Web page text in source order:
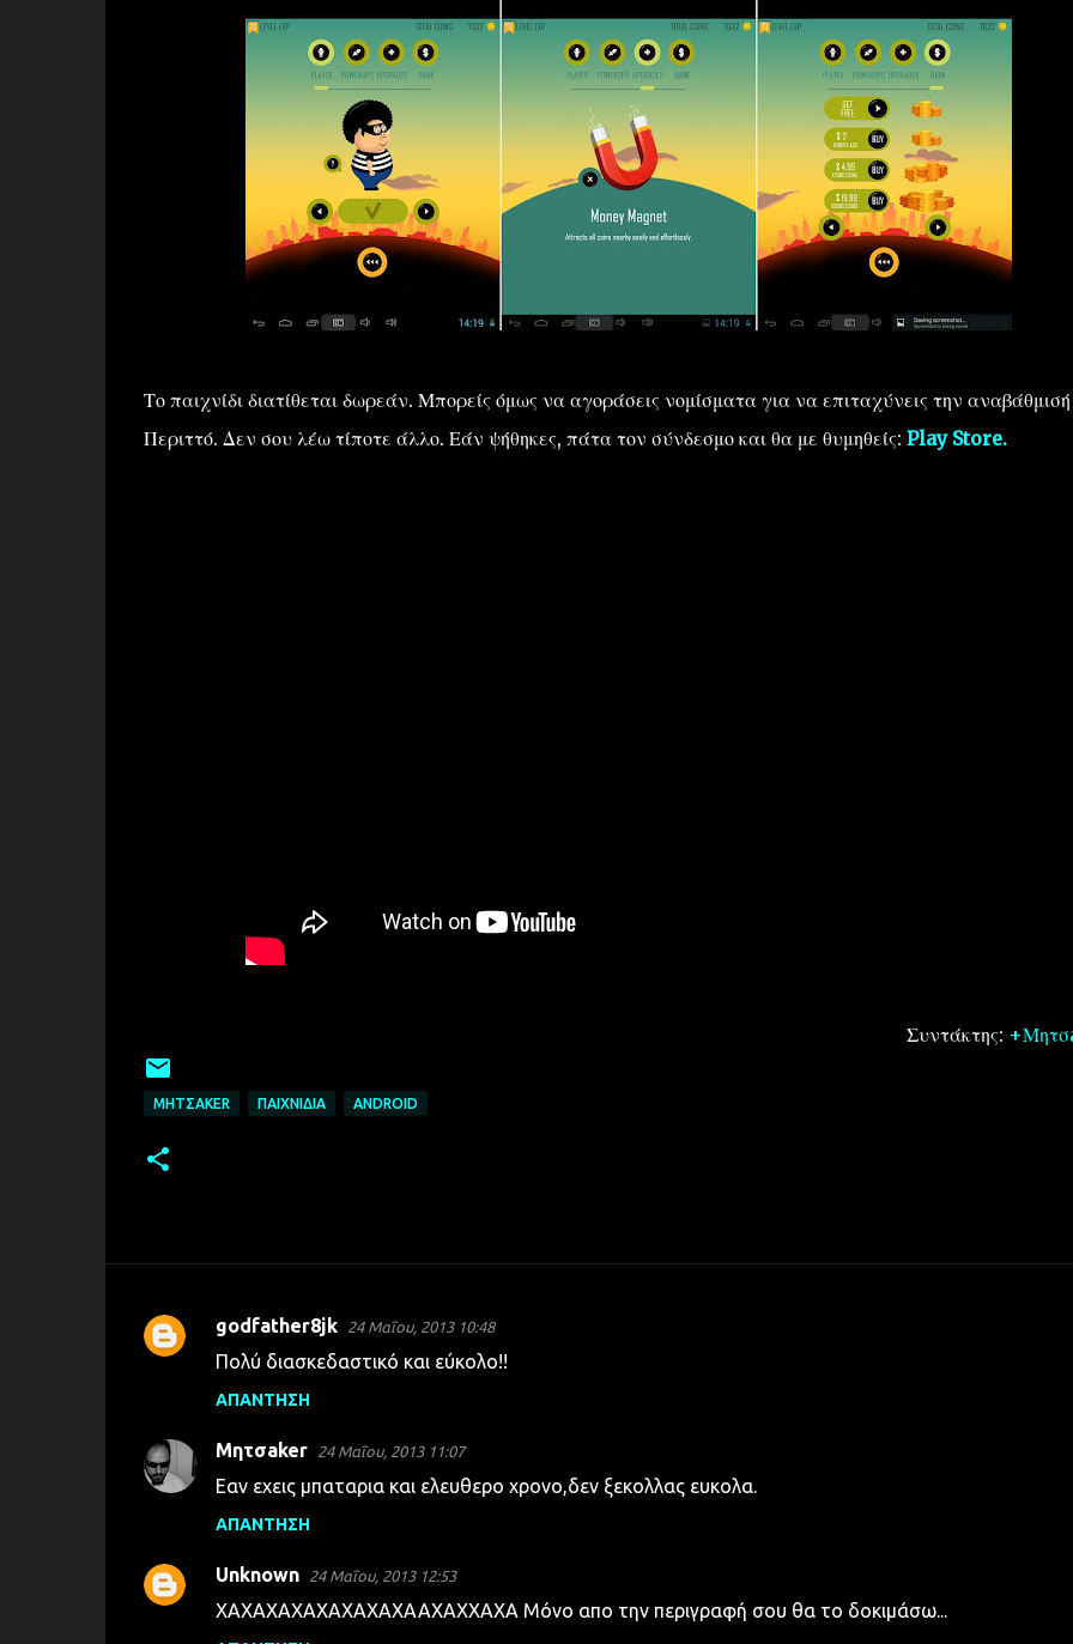
Το παιχνίδι διατίθεται δωρεάν. Μπορείς όμως να αγοράσεις νομίσματα για να επιταχύνεις την
Περιττό. Δεν σου λέω τίποτε άλλο. Εάν ψήθηκες, πάτα τον σύνδεσμο και θα με θυμηθείς: Play Store.
Συντάκτης:
ΜΗΤΣAKER ΠΑΙΧΝΊΔΙΑ ANDROID
Σ
λ
ι
godfather8jk 24 Μαΐου, 2013 10:48
Πολύ διασκεδαστικό και εύκολο!!
ΑΠΆΝΤΗΣΗ
Μητσaker 24 Μαΐου, 2013 11:07
Εαν εχεις μπαταρια και ελευθερο χρονο,δεν ξεκολλας ευκολα.
ΑΠΆΝΤΗΣΗ
Unknown 24 Μαΐου, 2013 12:53
XAXAXAXAXAXAXAXAAXAXXAXA Μόνο απο την περιγραφή σου θα το δοκιμάσω...